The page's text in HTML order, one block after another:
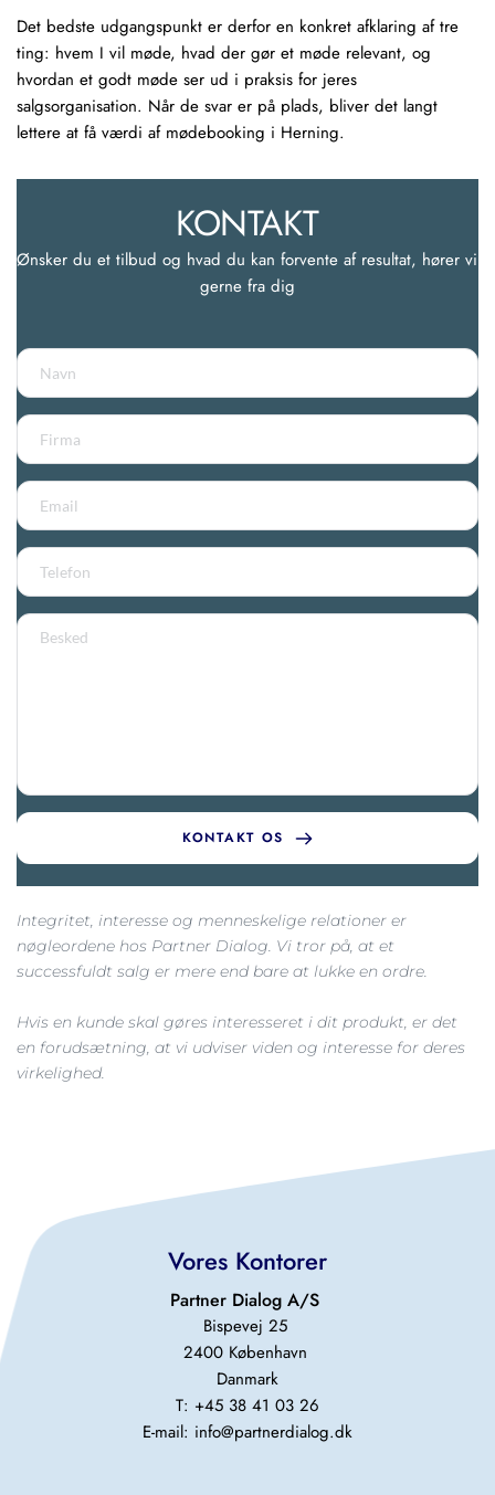
Det bedste udgangspunkt er derfor en konkret afklaring af tre
ting: hvem I vil møde, hvad der gør et møde relevant, og
hvordan et godt møde ser ud i praksis for jeres
salgsorganisation. Når de svar er på plads, bliver det langt
lettere at få værdi af mødebooking i Herning.
KONTAKT
Ønsker du et tilbud og hvad du kan forvente af resultat, hører vi
gerne fra dig
KONTAKT OS
Integritet, interesse og menneskelige relationer er
nøgleordene hos Partner Dialog. Vi tror på, at et
successfuldt salg er mere end bare at lukke en ordre.
Hvis en kunde skal gøres interesseret i dit produkt, er det
en forudsætning, at vi udviser viden og interesse for deres
virkelighed.
Vores Kontorer
Partner Dialog A/S
Bispevej 25
2400 København
Danmark
T: +45 38 41 03 26
E-mail: info@partnerdialog.dk